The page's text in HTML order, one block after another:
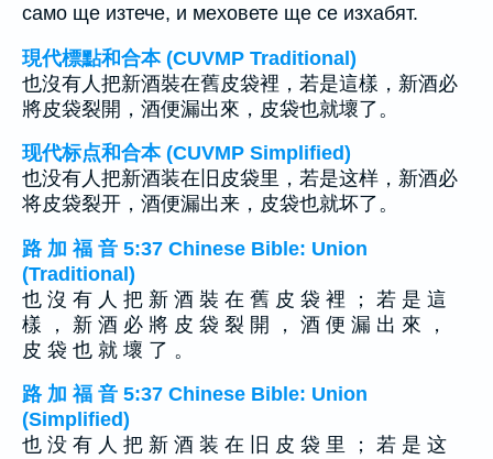
само ще изтече, и меховете ще се изхабят.
現代標點和合本 (CUVMP Traditional)
也沒有人把新酒裝在舊皮袋裡，若是這樣，新酒必
將皮袋裂開，酒便漏出來，皮袋也就壞了。
现代标点和合本 (CUVMP Simplified)
也没有人把新酒装在旧皮袋里，若是这样，新酒必
将皮袋裂开，酒便漏出来，皮袋也就坏了。
路 加 福 音 5:37 Chinese Bible: Union
(Traditional)
也 沒 有 人 把 新 酒 裝 在 舊 皮 袋 裡 ； 若 是 這
樣 ， 新 酒 必 將 皮 袋 裂 開 ， 酒 便 漏 出 來 ，
皮 袋 也 就 壞 了 。
路 加 福 音 5:37 Chinese Bible: Union
(Simplified)
也 没 有 人 把 新 酒 装 在 旧 皮 袋 里 ； 若 是 这